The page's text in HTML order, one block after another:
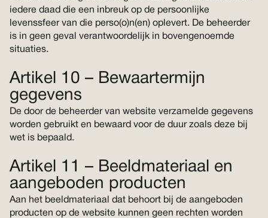
iedere daad die een inbreuk op de persoonlijke
levenssfeer van die perso(o)n(en) oplevert. De beheerder
is in geen geval verantwoordelijk in bovengenoemde
situaties.
Artikel 10 – Bewaartermijn
gegevens
De door de beheerder van website verzamelde gegevens
worden gebruikt en bewaard voor de duur zoals deze bij
wet is bepaald.
Artikel 11 – Beeldmateriaal en
aangeboden producten
Aan het beeldmateriaal dat behoort bij de aangeboden
producten op de website kunnen geen rechten worden